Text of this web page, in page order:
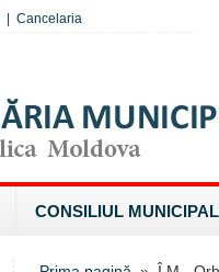
Cancelaria
CONSILIUL MUNICIPAL